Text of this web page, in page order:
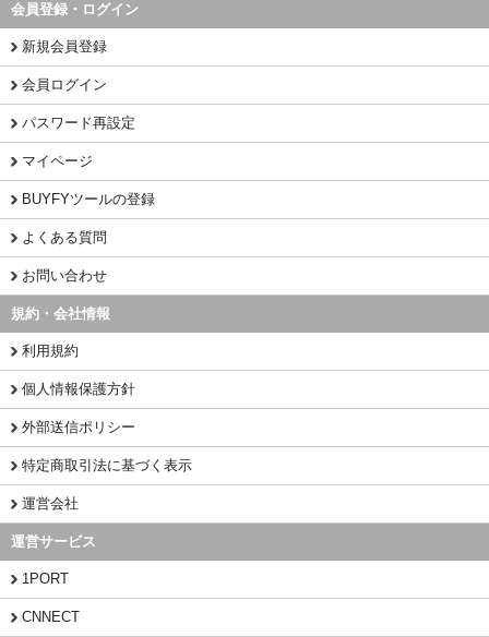
会員登録・ログイン
新規会員登録
会員ログイン
パスワード再設定
マイページ
BUYFYツールの登録
よくある質問
お問い合わせ
規約・会社情報
利用規約
個人情報保護方針
外部送信ポリシー
特定商取引法に基づく表示
運営会社
運営サービス
1PORT
CNNECT